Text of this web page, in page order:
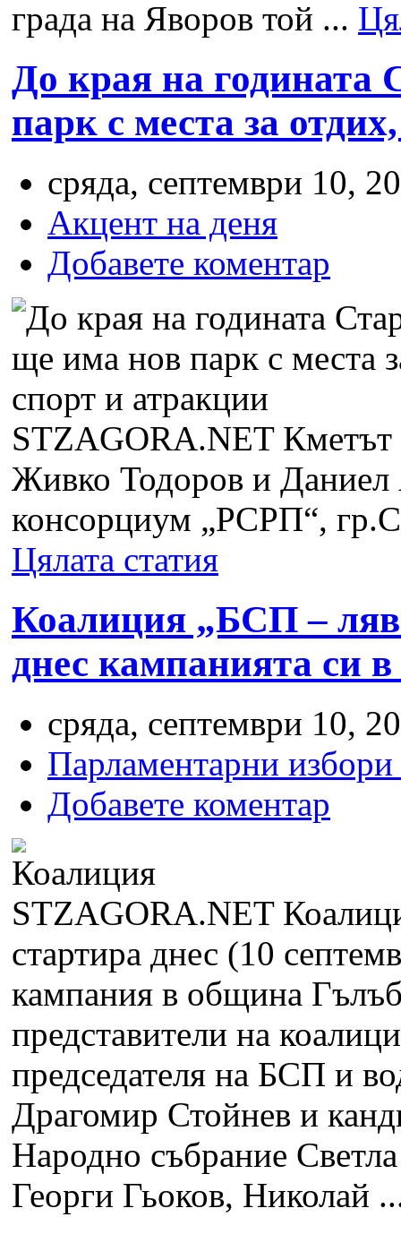
града на Яворов той ...
До края на годината
парк с места за
сряда, септември 10,
Акцент на деня
Добавете коментар
STZAGORA.NET Кметът
Живко Тодоров и Даниел
консорциум „РСРП“,
Цялата статия
Коалиция „БСП –
днес кампанията си
сряда, септември 10,
Парламентарни
Добавете коментар
STZAGORA.NET
стартира днес (10
кампания в община
представители на
председателя на БСП и
Драгомир Стойнев и
Народно събрание
Георги Гьоков, Николай